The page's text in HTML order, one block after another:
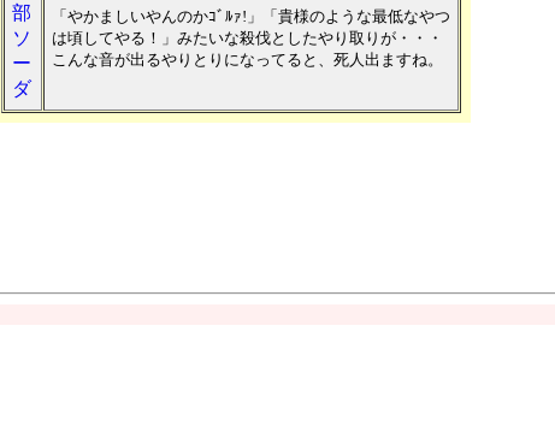
部
ソ
ー
ダ
「やかましいやんのかｺﾞﾙｧ!」「貴様のような最低なやつ
は頃してやる！」みたいな殺伐としたやり取りが・・・
こんな音が出るやりとりになってると、死人出ますね。